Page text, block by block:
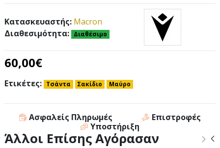
Κατασκευαστής: Macron
Διαθεσιμότητα: Διαθέσιμο
60,00€
Ετικέτες: Τσάντα Σακίδιο Μαύρο
Ασφαλείς Πληρωμές
Επιστροφές
Υποστήριξη
Άλλοι Επίσης Αγόρασαν